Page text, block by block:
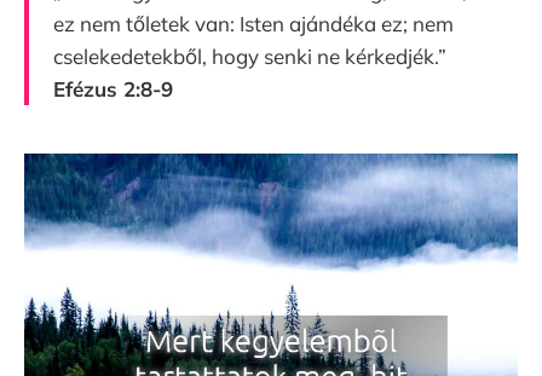
ez nem tőletek van: Isten ajándéka ez; nem
cselekedetekből, hogy senki ne kérkedjék.”
Efézus 2:8-9